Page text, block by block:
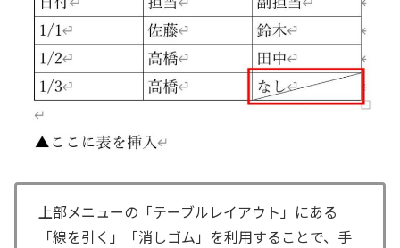
上部メニューの「テーブルレイアウト」にある
「線を引く」「消しゴム」を利用することで、手